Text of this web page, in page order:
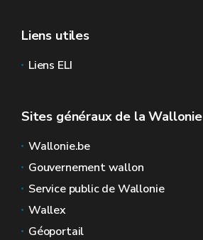
Liens utiles
Liens ELI
Sites généraux de la Wallonie
Wallonie.be
Gouvernement wallon
Service public de Wallonie
Wallex
Géoportail